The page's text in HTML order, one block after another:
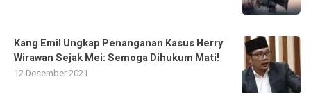
Kang Emil Ungkap Penanganan Kasus Herry
Wirawan Sejak Mei: Semoga Dihukum Mati!
12 Desember 2021